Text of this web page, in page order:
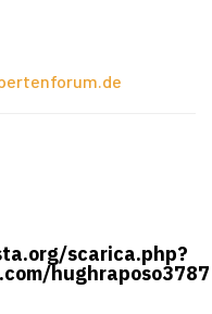
scarica.php?
hughraposo3787